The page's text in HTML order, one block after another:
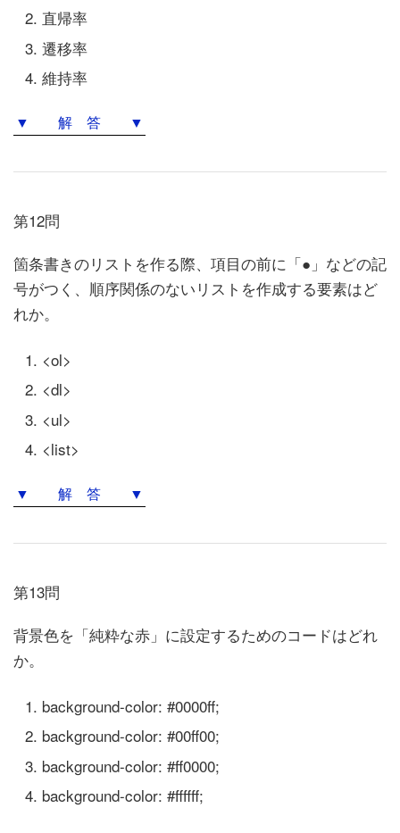
直帰率
遷移率
維持率
▼ 解 答 ▼
第12問
箇条書きのリストを作る際、項目の前に「●」などの記
号がつく、順序関係のないリストを作成する要素はど
れか。
<ol>
<dl>
<ul>
<list>
▼ 解 答 ▼
第13問
背景色を「純粋な赤」に設定するためのコードはどれ
か。
background-color: #0000ff;
background-color: #00ff00;
background-color: #ff0000;
background-color: #ffffff;